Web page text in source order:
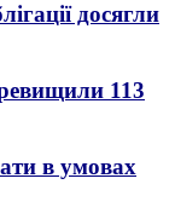
досягли
113
в умовах